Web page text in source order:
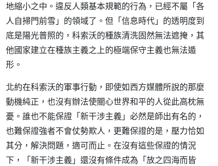
地縮小之中。違反人類基本規範的行為，已經不屬「各
人自掃門前雪」的領域了。但「信息時代」的透明度到
底是陽光普照的，科索沃的種族清洗固然無法遮掩，其
他國家建立在種族主義之上的極端保守主義也無法遁
形。
北約在科索沃的軍事行動，即使如西方媒體所說的那麼
動機純正，也沒有辦法使關心世界和平的人從此高枕無
憂。誰也不能保證「新干涉主義」必然是師出有名的，
也難保證強者不會仗勢欺人，更難保證的是，壓力恰如
其分，解決問題，適可而止。在沒有這些保證的情況
下，「新干涉主義」還沒有條件成為「放之四海而皆